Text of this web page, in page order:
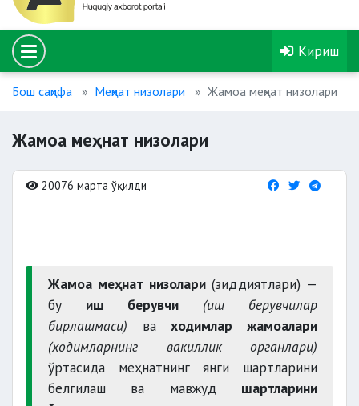
Кириш
Бош саҳифа Меҳнат низолари Жамоа меҳнат низолари
Жамоа меҳнат низолари
20076 марта ўқилди
Жамоа меҳнат низолари (зиддиятлари) —
бу иш берувчи
(иш берувчилар
бирлашмаси) ваходимлар жамоалари
(ходимларнинг вакиллик органлари)
ўртасида меҳнатнинг янги шартларини
белгилаш ва мавжуд шартларини